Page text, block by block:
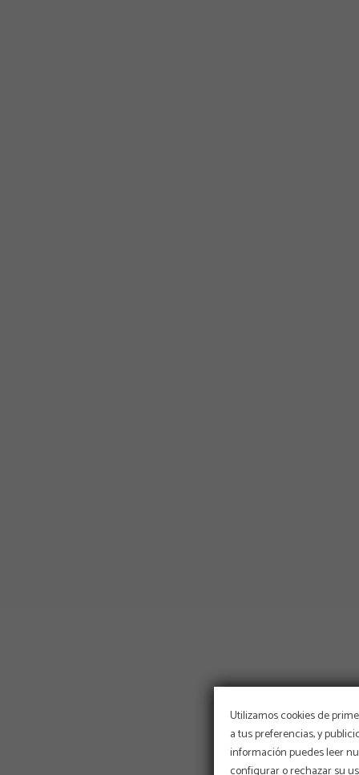
Utilizamos cookies de
a tus preferencias, y
información puedes leer